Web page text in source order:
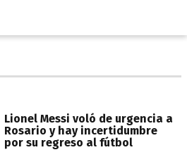
Lionel Messi voló de urgencia a
Rosario y hay incertidumbre
por su regreso al fútbol